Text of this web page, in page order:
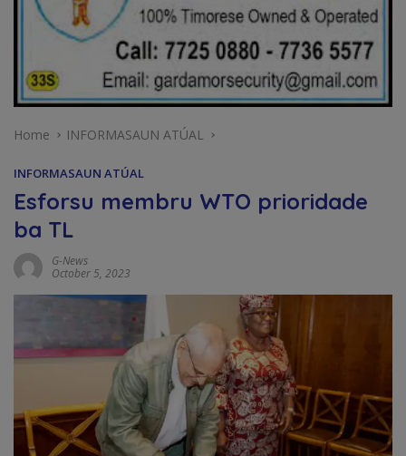
Home INFORMASAUN ATÚAL
INFORMASAUN ATÚAL
Esforsu membru WTO prioridade
ba TL
G-News
October 5, 2023